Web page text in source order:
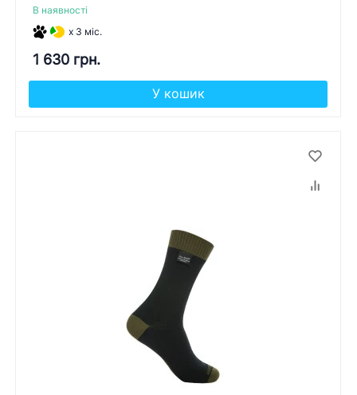
В наявності
x 3 міс.
1 630 грн.
У кошик